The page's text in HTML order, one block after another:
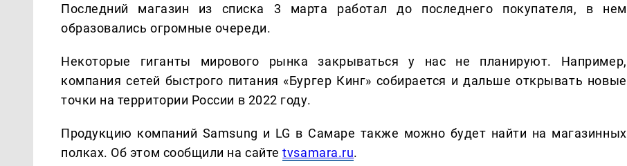
Последний магазин из списка 3 марта работал до последнего покупателя, в нем
образовались огромные очереди.
Некоторые гиганты мирового рынка закрываться у нас не планируют. Например,
компания сетей быстрого питания «Бургер Кинг» собирается и дальше открывать новые
точки на территории России в 2022 году.
Продукцию компаний Samsung и LG в Самаре также можно будет найти на магазинных
полках. Об этом сообщили на сайтеtvsamara.ru.